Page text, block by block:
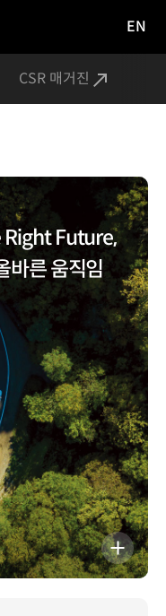
EN
CSR 매거진
Future,
바른 움직임
The
Right